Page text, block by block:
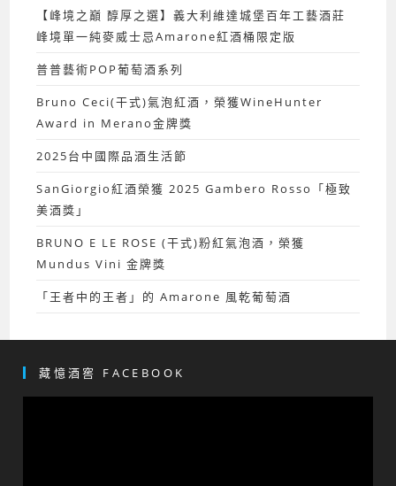
【峰境之巔 醇厚之選】義大利維達城堡百年工藝酒莊
峰境單一純麥威士忌Amarone紅酒桶限定版
普普藝術POP葡萄酒系列
Bruno Ceci(干式)氣泡紅酒，榮獲WineHunter
Award in Merano金牌獎
2025台中國際品酒生活節
SanGiorgio紅酒榮獲 2025 Gambero Rosso「極致
美酒獎」
BRUNO E LE ROSE (干式)粉紅氣泡酒，榮獲
Mundus Vini 金牌獎
「王者中的王者」的 Amarone 風乾葡萄酒
藏憶酒窖 FACEBOOK